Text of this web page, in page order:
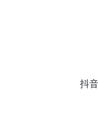
抖